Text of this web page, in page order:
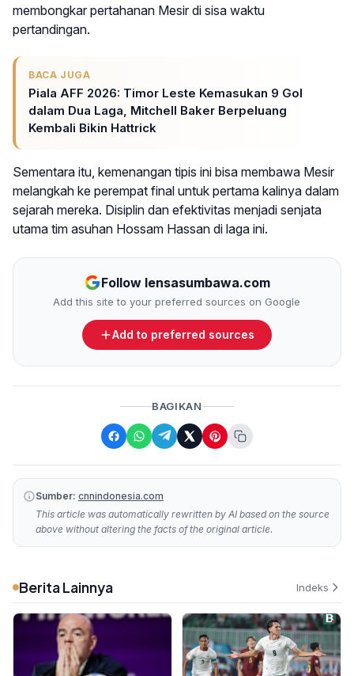
membongkar pertahanan Mesir di sisa waktu
pertandingan.
BACA JUGA
Piala AFF 2026: Timor Leste Kemasukan 9 Gol
dalam Dua Laga, Mitchell Baker Berpeluang
Kembali Bikin Hattrick
Sementara itu, kemenangan tipis ini bisa membawa Mesir
melangkah ke perempat final untuk pertama kalinya dalam
sejarah mereka. Disiplin dan efektivitas menjadi senjata
utama tim asuhan Hossam Hassan di laga ini.
Follow lensasumbawa.com
Add this site to your preferred sources on Google
Add to preferred sources
BAGIKAN
Sumber: cnnindonesia.com
This article was automatically rewritten by AI based on the source
above without altering the facts of the original article.
Berita Lainnya Indeks